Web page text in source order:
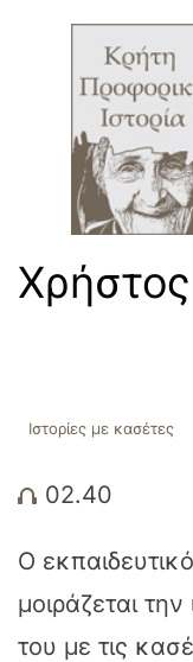
Ιστορίες με κασέτες
02.40
Ο
μοιράζεται
του με τις